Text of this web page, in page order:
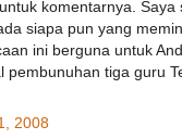
komentarnya. Saya
siapa pun yang
ini berguna untuk
pembunuhan tiga guru
2008